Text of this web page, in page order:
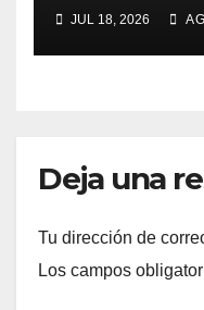
JUL 18, 2026
Deja una
Tu dirección de
Los campos